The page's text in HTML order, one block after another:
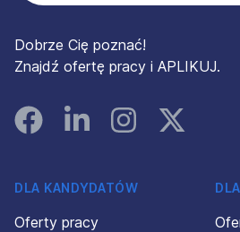
Dobrze Cię poznać!
Znajdź ofertę pracy i APLIKUJ.
FacebookLinked InInstagramInstagram
DLA KANDYDATÓW
Oferty pracy